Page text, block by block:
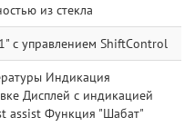
из стекла
с управлением ShiftControl
Индикация
Дисплей с индикацией
assist Функция "Шабат"